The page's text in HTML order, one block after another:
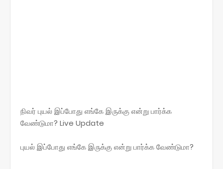
நிவர் புயல் இப்போது எங்கே இருக்கு என்று பார்க்க
வேண்டுமா? Live Update
புயல் இப்போது எங்கே இருக்கு என்று பார்க்க வேண்டுமா?